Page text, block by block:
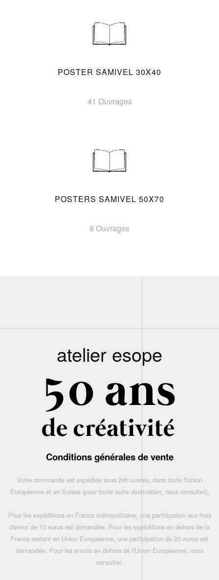
POSTER SAMIVEL 30X40
41 Ouvrages
POSTERS SAMIVEL 50X70
8 Ouvrages
atelier esope
Conditions générales de vente
Votre commande est expédiée sous 24h ouvrés, dans toute l'Union
Européenne et en Suisse (pour toute autre destination, nous consulter),
Pour les expéditions en France métropolitaine, une participation aux frais
d'envoi de 10 euros est demandée. Pour les expéditions en dehors de la
France restant en Union Européenne, une participation de 20 euros est
demandée. Pour les envois en dehors de l'Union Européenne, nous
consulter.